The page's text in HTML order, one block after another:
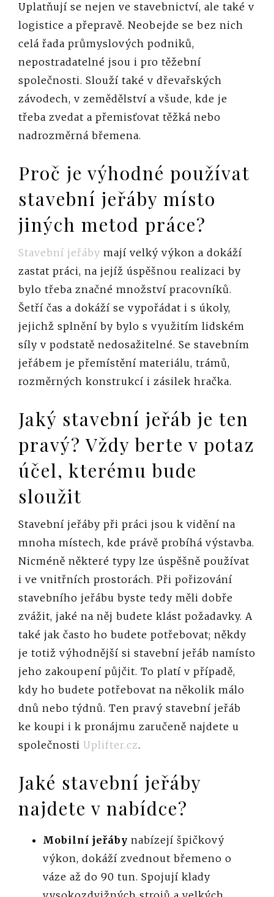
Uplatňují se nejen ve stavebnictví, ale také v
logistice a přepravě. Neobejde se bez nich
celá řada průmyslových podniků,
nepostradatelné jsou i pro těžební
společnosti. Slouží také v dřevařských
závodech, v zemědělství a všude, kde je
třeba zvedat a přemisťovat těžká nebo
nadrozměrná břemena.
Proč je výhodné používat
stavební jeřáby místo
jiných metod práce?
Stavební jeřáby mají velký výkon a dokáží
zastat práci, na jejíž úspěšnou realizaci by
bylo třeba značné množství pracovníků.
Šetří čas a dokáží se vypořádat i s úkoly,
jejichž splnění by bylo s využitím lidském
síly v podstatě nedosažitelné. Se stavebním
jeřábem je přemístění materiálu, trámů,
rozměrných konstrukcí i zásilek hračka.
Jaký stavební jeřáb je ten
pravý? Vždy berte v potaz
účel, kterému bude
sloužit
Stavební jeřáby při práci jsou k vidění na
mnoha místech, kde právě probíhá výstavba.
Nicméně některé typy lze úspěšně používat
i ve vnitřních prostorách. Při pořizování
stavebního jeřábu byste tedy měli dobře
zvážit, jaké na něj budete klást požadavky. A
také jak často ho budete potřebovat; někdy
je totiž výhodnější si stavební jeřáb namísto
jeho zakoupení půjčit. To platí v případě,
kdy ho budete potřebovat na několik málo
dnů nebo týdnů. Ten pravý stavební jeřáb
ke koupi i k pronájmu zaručeně najdete u
společnosti Uplifter.cz.
Jaké stavební jeřáby
najdete v nabídce?
Mobilní jeřáby nabízejí špičkový
výkon, dokáží zvednout břemeno o
váze až do 90 tun. Spojují klady